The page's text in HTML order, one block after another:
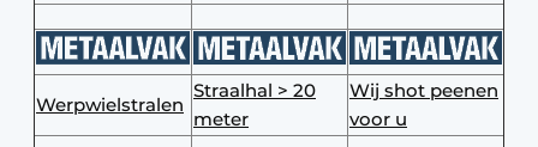
Werpwielstralen
Straalhal > 20
meter
Wij shot peenen
voor u